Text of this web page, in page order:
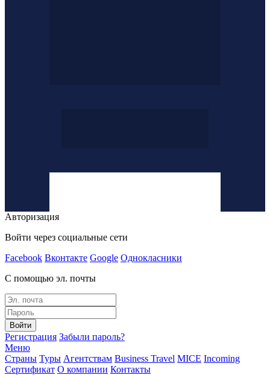
Авторизация
Войти через социальные сети
Facebook Вконтакте Google Однокласники
С помощью эл. почты
Войти
Регистрация Забыли пароль?
Меню
Страны Туры Агентствам Business Travel MICE Incoming
Сертификат О компании Контакты